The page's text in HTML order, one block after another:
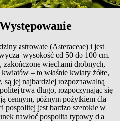
astrowate (Asteraceae) i jest
wysokość od 50 do 100 cm.
zakończone wiechami drobnych,
– to właśnie kwiaty żółte,
są jej najbardziej rozpoznawalną
trwa długo, rozpoczynając się
cennym, późnym pożytkiem dla
pospolitej jest bardzo szerokie w
nawłoć pospolita typowy dla